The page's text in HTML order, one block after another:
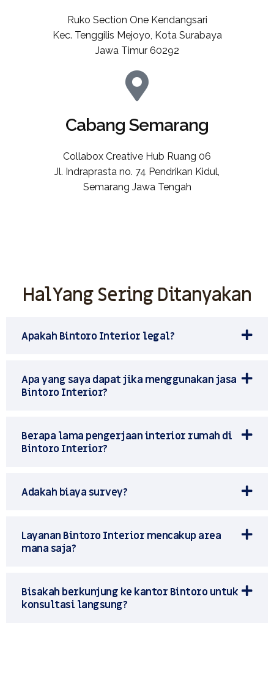
Ruko Section One Kendangsari
Kec. Tenggilis Mejoyo, Kota Surabaya
Jawa Timur 60292
Cabang Semarang
Collabox Creative Hub Ruang 06
Jl. Indraprasta no. 74 Pendrikan Kidul,
Semarang Jawa Tengah
Hal Yang Sering Ditanyakan
Apakah Bintoro Interior legal?
Apa yang saya dapat jika menggunakan jasa
Bintoro Interior?
Berapa lama pengerjaan interior rumah di
Bintoro Interior?
Adakah biaya survey?
Layanan Bintoro Interior mencakup area
mana saja?
Bisakah berkunjung ke kantor Bintoro untuk
konsultasi langsung?